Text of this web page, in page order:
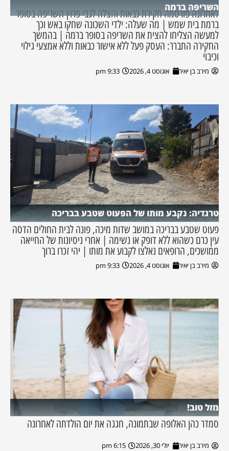
השריפה ברמה
לאחרונה פורסמה חקירת כבאות והצלה לגבי פרוץ השריפה בסופר
ברמת בית שמש | מה שעלה: ילדי השכונה שחקו באש וכך
למעשה הצליחו להצית את השריפה בסופר ברמה | בהמשך
החקירה התברר: העסק פעל ללא אישור כבאות וללא אמצעי גילוי
וכיבוי
מירב בן יאיר אוגוסט 4, 2026 9:33 pm
טרגדיה: נקבע מותו של הפעוט שטבע בבריכה
פעוט שטבע בבריכה במושב שדות מיכה, פונה לבית החולים הדסה
עין כרם כשהוא ללא דופק או נשימה | אחרי ניסיונות של החייאה
ממושכים, הרופאים נאלצו לקבוע את מותו | יהי זכרו ברוך
מירב בן יאיר אוגוסט 4, 2026 9:33 pm
מזל טוב!
סמדר כהן האלופה שבתמונה, חגגה את יום הולדתה לאחרונה
מירב בן יאיר יולי 30, 2026 6:15 pm